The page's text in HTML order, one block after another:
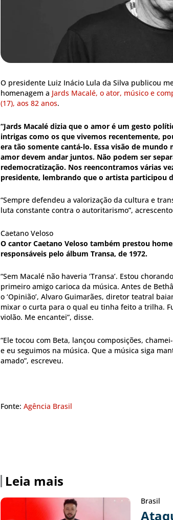
O presidente Luiz Inácio Lula da Silva publicou
homenagem a Jards Macalé, o ator, músico e
(17), aos 82 anos.
“Jards Macalé dizia que o amor é um gesto
intrigas como os que vivemos recentemente,
era tão somente cantá-lo. Essa visão de mundo
amor devem andar juntos. Não podem ser
redemocratização. Nos reencontramos várias
presidente, lembrando que o artista participou
“Sempre defendeu a valorização da cultura e
luta constante contra o autoritarismo”,
Caetano Veloso
O cantor Caetano Veloso também prestou
responsáveis pelo álbum Transa, de 1972.
“Sem Macalé não haveria ‘Transa’. Estou
primeiro amigo carioca da música. Antes de
o ‘Opinião’, Alvaro Guimarães, diretor teatral
mixar o curta para o qual eu tinha feito a trilha.
violão. Me encantei”, disse.
“Ele tocou com Beta, lançou composições,
e eu seguimos na música. Que a música siga
amado”, escreveu.
Fonte: Agência Brasil
Leia mais
Brasil